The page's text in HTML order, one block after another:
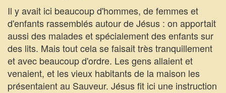
Il y avait ici beaucoup d'hommes, de femmes et
d'enfants rassemblés autour de Jésus : on apportait
aussi des malades et spécialement des enfants sur
des lits. Mais tout cela se faisait très tranquillement
et avec beaucoup d'ordre. Les gens allaient et
venaient, et les vieux habitants de la maison les
présentaient au Sauveur. Jésus fit ici une instruction